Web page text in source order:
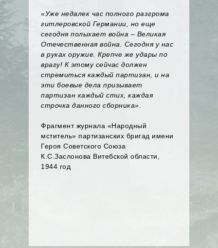
«Уже недалек час полного разгрома
гитлеровской Германии, но еще
сегодня полыхает война – Великая
Отечественная война. Сегодня у нас
в руках оружие. Крепче же удары по
врагу! К этому сейчас должен
стремиться каждый партизан, и на
эти боевые дела призывает
партизан каждый стих, каждая
строчка данного сборника».
Фрагмент журнала «Народный
мститель» партизанских бригад имени
Героя Советского Союза
К.С.Заслонова Витебской области,
1944 год